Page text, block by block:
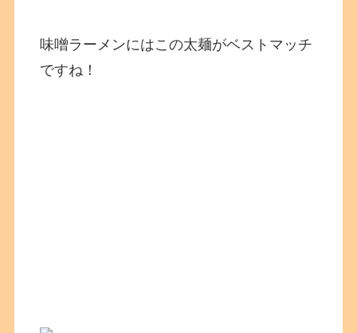
味噌ラーメンにはこの太麺がベストマッチ
ですね！